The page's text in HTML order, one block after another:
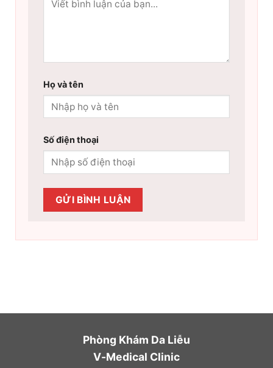
Họ và tên
Số điện thoại
Phòng Khám Da Liễu
V-Medical Clinic